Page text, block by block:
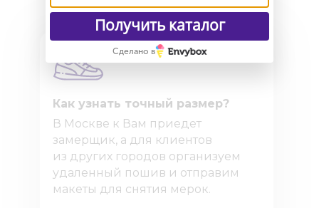
В Москве к Вам приедет
замерщик, а для клиентов
из других городов организуем
удаленный пошив и отправим
макеты для снятия мерок.
Как узнать точный размер?
Получить каталог
Сделано в